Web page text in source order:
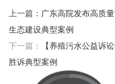
上一篇： 广东高院发布高质
生态建设典型案例
下一篇：
【养殖污水公益诉
胜诉典型案例